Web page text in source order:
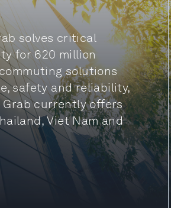
solves critical
for 620 million
solutions
safety and reliability,
Grab currently offers
Viet Nam and